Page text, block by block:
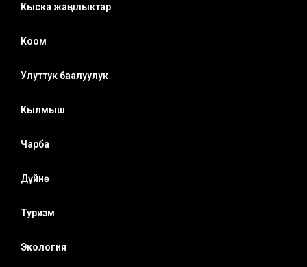
Кыска жаңылыктар
Коом
Улуттук баалуулук
Кылмыш
Чарба
Дүйнө
Туризм
Экология